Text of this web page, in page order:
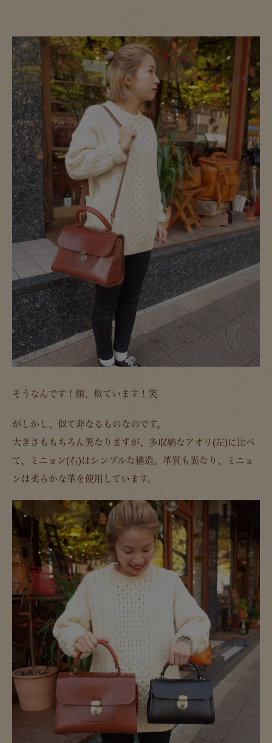
そうなんです！顔、似ています！笑
がしかし、似て非なるものなのです。
大きさももちろん異なりますが、多収納なアオリ(左)に比べ
て、ミニョン(右)はシンプルな構造。革質も異なり、ミニョ
ンは柔らかな革を使用しています。